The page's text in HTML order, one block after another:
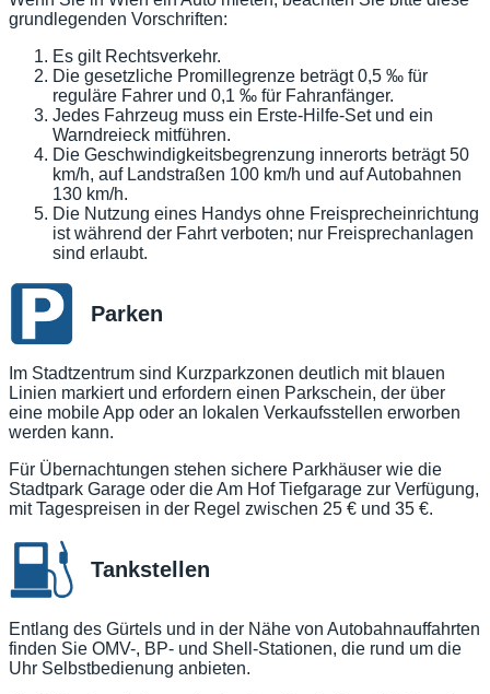
grundlegenden Vorschriften:
Es gilt Rechtsverkehr.
Die gesetzliche Promillegrenze beträgt 0,5 ‰ für
reguläre Fahrer und 0,1 ‰ für Fahranfänger.
Jedes Fahrzeug muss ein Erste-Hilfe-Set und ein
Warndreieck mitführen.
Die Geschwindigkeitsbegrenzung innerorts beträgt 50
km/h, auf Landstraßen 100 km/h und auf Autobahnen
130 km/h.
Die Nutzung eines Handys ohne Freisprecheinrichtung
ist während der Fahrt verboten; nur Freisprechanlagen
sind erlaubt.
Parken
Im Stadtzentrum sind Kurzparkzonen deutlich mit blauen
Linien markiert und erfordern einen Parkschein, der über
eine mobile App oder an lokalen Verkaufsstellen erworben
werden kann.
Für Übernachtungen stehen sichere Parkhäuser wie die
Stadtpark Garage oder die Am Hof Tiefgarage zur Verfügung,
mit Tagespreisen in der Regel zwischen 25 € und 35 €.
Tankstellen
Entlang des Gürtels und in der Nähe von Autobahnauffahrten
finden Sie OMV-, BP- und Shell-Stationen, die rund um die
Uhr Selbstbedienung anbieten.